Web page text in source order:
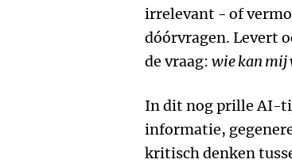
irrelevant - of
dóórvragen. Levert
de vraag: wie kan mij
In dit nog prille AI-
informatie,
kritisch denken